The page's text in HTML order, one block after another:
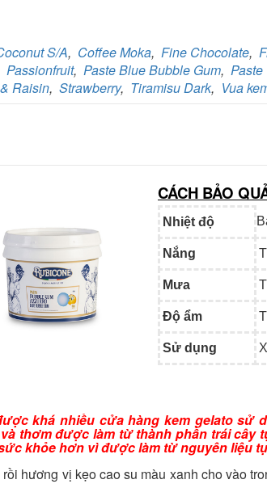
Văn Tuấn
S/A, Coffee Moka,Fine Chocolate,
Passionfruit,Paste Blue Bubble Gum,Paste
Raisin,Strawberry, Tiramisu Dark, Vua
CÁCH BẢO
Nhiệt độ
Nắng
Mưa
Độ ẩm
Sử dụng
khá nhiều cửa hàng kem gelato sử
thơm được làm từ thành phần trái cây
khỏe hơn vì được làm từ nguyên liệu
hương vị kẹo cao su màu xanh cho vào